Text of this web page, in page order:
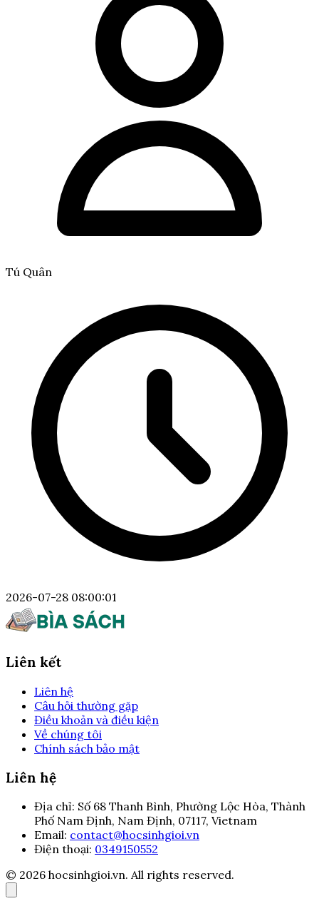
Tú Quân
2026-07-28 08:00:01
Liên kết
Liên hệ
Câu hỏi thường gặp
Điều khoản và điều kiện
Về chúng tôi
Chính sách bảo mật
Liên hệ
Địa chỉ: Số 68 Thanh Bình, Phường Lộc Hòa, Thành
Phố Nam Định, Nam Định, 07117, Vietnam
Email: contact@hocsinhgioi.vn
Điện thoại: 0349150552
© 2026 hocsinhgioi.vn. All rights reserved.